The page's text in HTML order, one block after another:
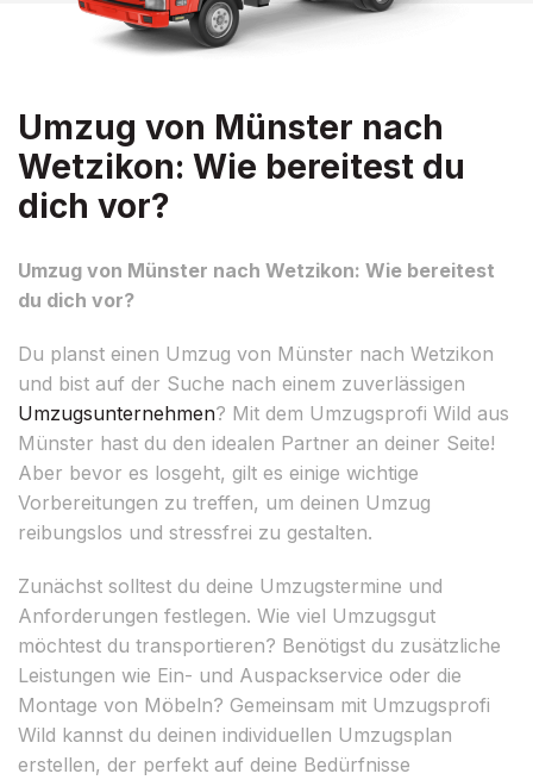
Umzug von Münster nach
Wetzikon: Wie bereitest du
dich vor?
Umzug von Münster nach Wetzikon: Wie bereitest
du dich vor?
Du planst einen Umzug von Münster nach Wetzikon
und bist auf der Suche nach einem zuverlässigen
Umzugsunternehmen? Mit dem Umzugsprofi Wild aus
Münster hast du den idealen Partner an deiner Seite!
Aber bevor es losgeht, gilt es einige wichtige
Vorbereitungen zu treffen, um deinen Umzug
reibungslos und stressfrei zu gestalten.
Zunächst solltest du deine Umzugstermine und
Anforderungen festlegen. Wie viel Umzugsgut
möchtest du transportieren? Benötigst du zusätzliche
Leistungen wie Ein- und Auspackservice oder die
Montage von Möbeln? Gemeinsam mit Umzugsprofi
Wild kannst du deinen individuellen Umzugsplan
erstellen, der perfekt auf deine Bedürfnisse